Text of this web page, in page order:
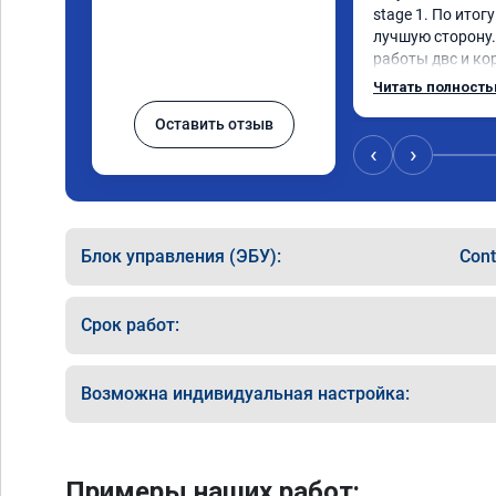
Оставить отзыв
stage 1. По
лучшую
работы двс и
всем диапазоне.
результат
денег. Знал бы,
Читать
‹ ›
Блок управления (ЭБУ):
Срок работ:
Возможна индивидуальная настройка: